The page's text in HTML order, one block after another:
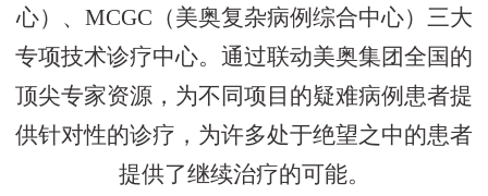
心）、MCGC（美奥复杂病例综合中心）三大
专项技术诊疗中心。通过联动美奥集团全国的
顶尖专家资源，为不同项目的疑难病例患者提
供针对性的诊疗，为许多处于绝望之中的患者
提供了继续治疗的可能。